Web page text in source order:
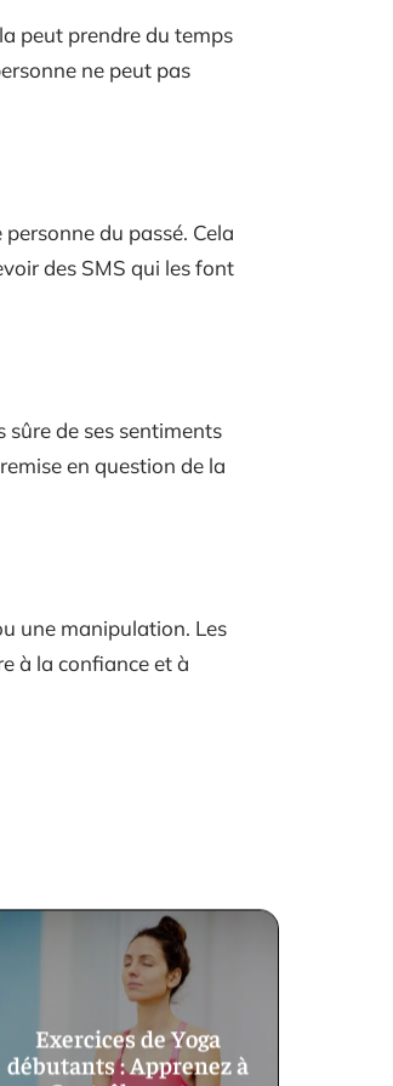
peut prendre du temps
ne peut pas
du passé. Cela
des SMS qui les font
sûre de ses sentiments
en question de la
une manipulation. Les
à la confiance et à
Exercices de Yoga
débutants : Apprenez à